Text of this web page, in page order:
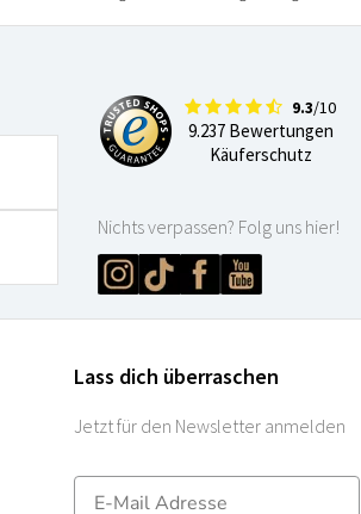
9.3/10
9.237 Bewertungen
Käuferschutz
Nichts verpassen? Folg uns hier!
Lass dich überraschen
Jetzt für den Newsletter anmelden
E-mailadres